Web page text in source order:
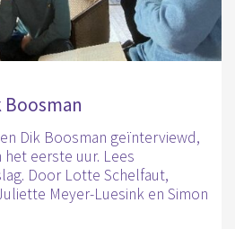
Dik Boosman geïnterviewd,
eerste uur. Lees
Door Lotte Schelfaut,
Meyer-Luesink en Simon